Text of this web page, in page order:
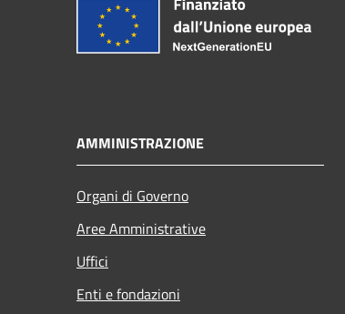
AMMINISTRAZIONE
Organi di Governo
Aree Amministrative
Uffici
Enti e fondazioni